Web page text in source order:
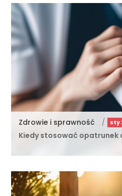
Zdrowie i sprawność / sty
Kiedy stosować opatrunek